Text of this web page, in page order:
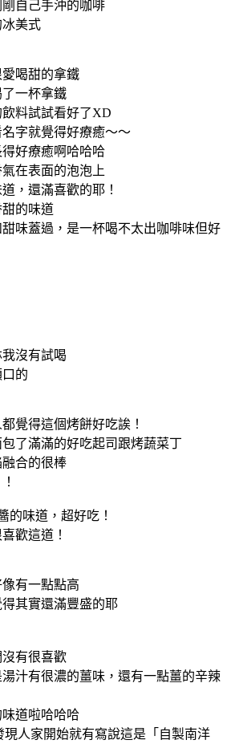
自己手沖的咖啡
美式
喝甜的拿鐵
一杯拿鐵
料試試看好了XD
字就覺得好療癒～～
好療癒啊哈哈哈
在表面的泡泡上
，還滿喜歡的耶！
的味道
味蓋過，是一杯喝不太出咖啡味但好
沒有試喝
的
覺得這個烤餅好吃誒！
了滿滿的好吃起司跟烤蔬菜丁
合的很棒
的味道，超好吃！
歡這道！
有一點點高
其實還滿豐盛的耶
有很喜歡
汁有很濃的薑味，還有一點薑的辛辣
道啦哈哈哈
現人家開始就有寫說這是「自製南洋